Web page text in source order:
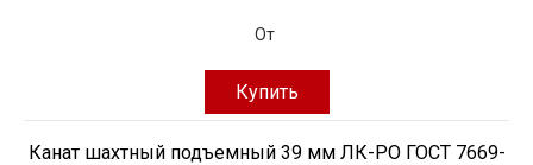
От
Купить
Канат шахтный подъемный 39 мм ЛК-РО ГОСТ 7669-